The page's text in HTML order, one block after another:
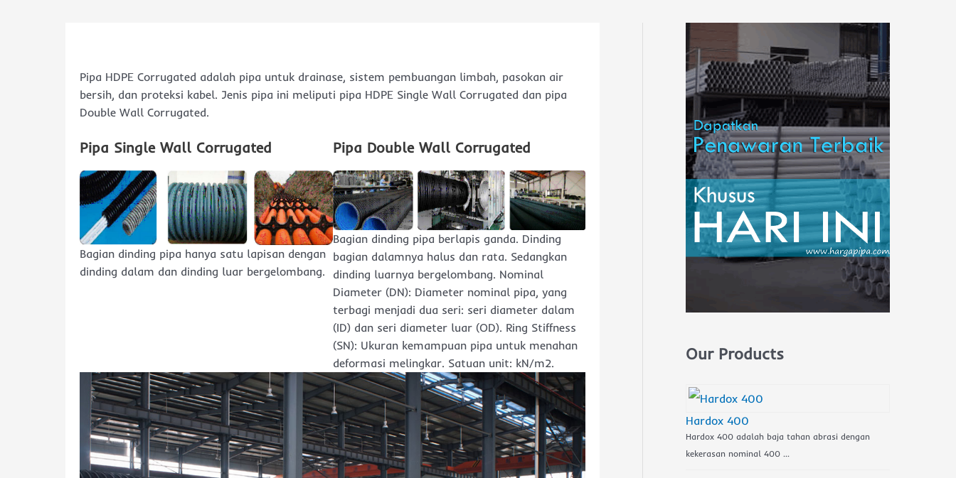
Pipa HDPE Corrugated adalah pipa untuk drainase, sistem pembuangan limbah, pasokan air
bersih, dan proteksi kabel. Jenis pipa ini meliputi pipa HDPE Single Wall Corrugated dan pipa
Double Wall Corrugated.
Pipa Single Wall Corrugated
Bagian dinding pipa hanya satu lapisan dengan
dinding dalam dan dinding luar bergelombang.
Pipa Double Wall Corrugated
Bagian dinding pipa berlapis ganda. Dinding
bagian dalamnya halus dan rata. Sedangkan
dinding luarnya bergelombang. Nominal
Diameter (DN): Diameter nominal pipa, yang
terbagi menjadi dua seri: seri diameter dalam
(ID) dan seri diameter luar (OD). Ring Stiffness
(SN): Ukuran kemampuan pipa untuk menahan
deformasi melingkar. Satuan unit: kN/m2.
Our Products
Hardox 400
Hardox 400 adalah baja tahan abrasi dengan
kekerasan nominal 400 …